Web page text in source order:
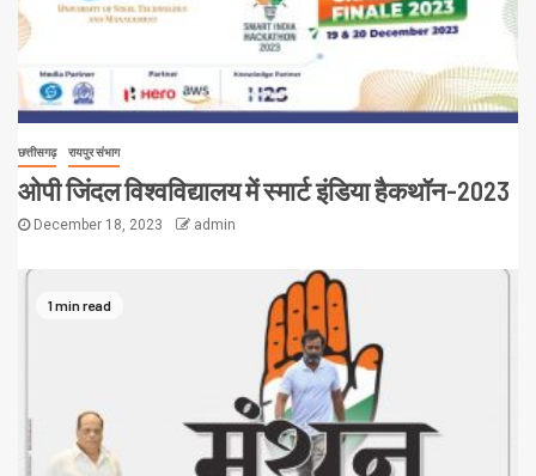
छत्तीसगढ़ रायपुर संभाग
ओपी जिंदल विश्वविद्यालय में स्मार्ट इंडिया हैकथॉन-2023
December 18, 2023 admin
1 min read